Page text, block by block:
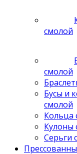
смолой
смолой
Бусы и
смолой
Кольца
Кулоны
Серьги